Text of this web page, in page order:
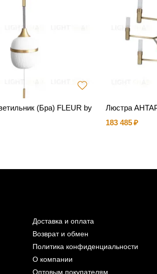
(Бра) FLEUR by
Люстра
183 485
Доставка и оплата
Возврат и обмен
Политика конфиденциальности
О компании
Оптовым покупателям